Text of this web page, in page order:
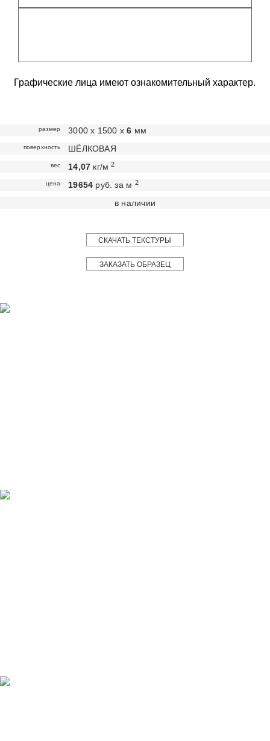
Графические лица имеют ознакомительный характер.
размер 3000 х 1500 х6 мм
поверхность ШЁЛКОВАЯ
вес 14,07 кг/м2
цена 19654 руб. за м 2
в наличии
СКАЧАТЬ ТЕКСТУРЫ
ЗАКАЗАТЬ ОБРАЗЕЦ